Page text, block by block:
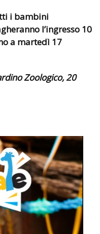
i bambini
l’ingresso 10
a martedì 17
Zoologico, 20